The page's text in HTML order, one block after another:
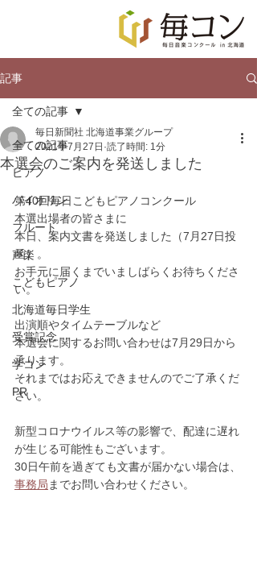
記事
全ての記事
ピアノ
バイオリン
フルート
声楽
こどもピアノ
北海道毎日学生
受賞記念
学コン
PR
全ての記事
本選会のご案内を発送しました
毎日新聞社 北海道事業グループ
2021年7月27日 読了時間: 1分
第40回毎日こどもピアノコンクール
本選出場者の皆さまに
本日、案内文書を発送しました（7月27日投
函）。
お手元に届くまでいましばらくお待ちくださ
い。
出演順やタイムテーブルなど
本選会に関するお問い合わせは7月29日から
承ります。
それまではお応えできませんのでご了承くだ
さい。
新型コロナウイルス等の影響で、配達に遅れ
が生じる可能性もございます。
30日午前を過ぎても文書が届かない場合は、
事務局 までお問い合わせください。